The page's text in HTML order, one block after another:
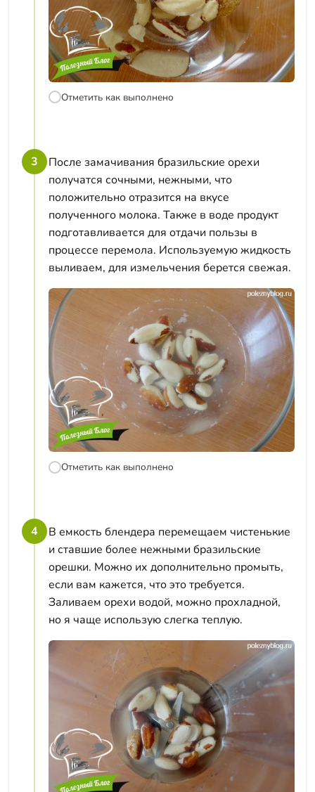
Отметить как выполнено
3
После замачивания бразильские орехи
получатся сочными, нежными, что
положительно отразится на вкусе
полученного молока. Также в воде продукт
подготавливается для отдачи пользы в
процессе перемола. Используемую жидкость
выливаем, для измельчения берется свежая.
Отметить как выполнено
4
В емкость блендера перемещаем чистенькие
и ставшие более нежными бразильские
орешки. Можно их дополнительно промыть,
если вам кажется, что это требуется.
Заливаем орехи водой, можно прохладной,
но я чаще использую слегка теплую.